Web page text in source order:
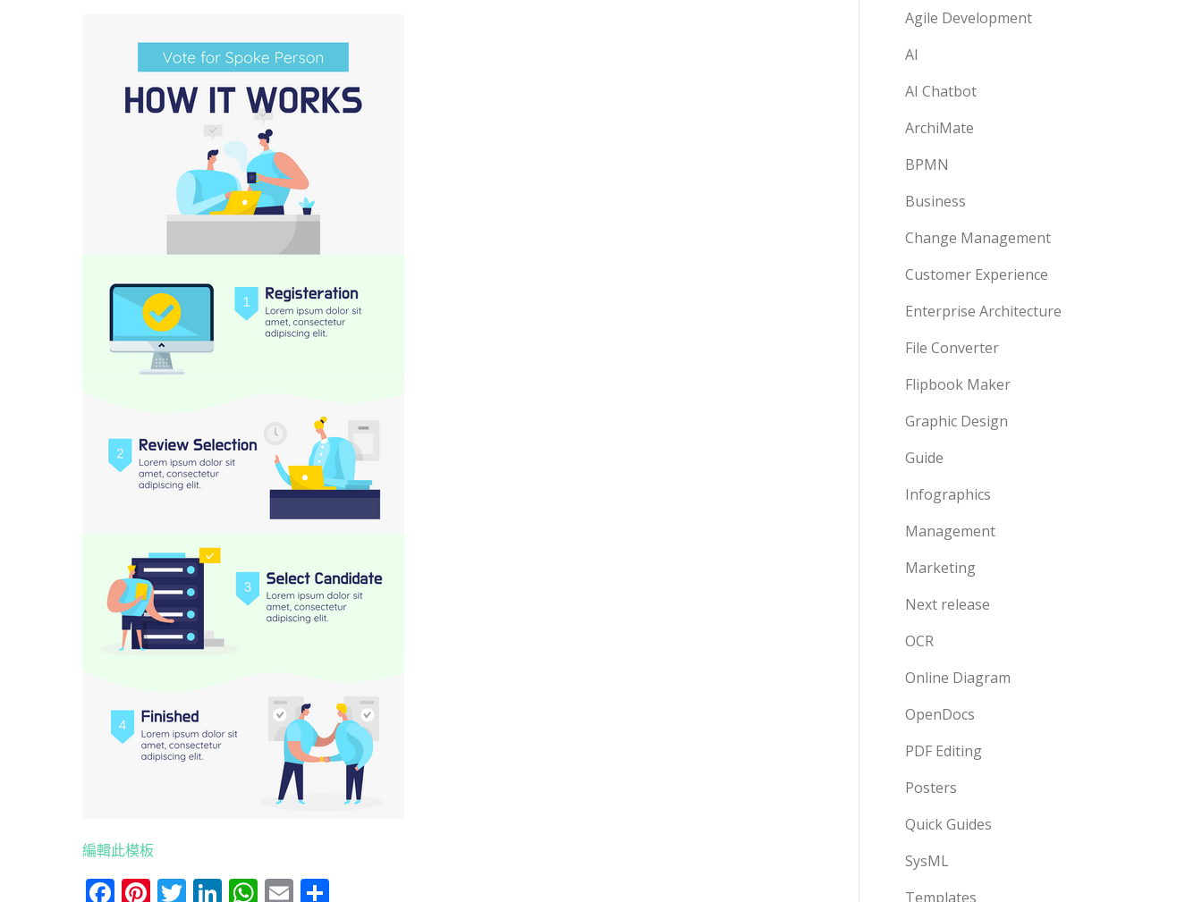
編輯此模板
Facebook
Pinterest
Twitter
LinkedIn
WhatsApp
Email
Agile Development
AI
AI Chatbot
ArchiMate
BPMN
Business
Change Management
Customer Experience
Enterprise Architecture
File Converter
Flipbook Maker
Graphic Design
Guide
Infographics
Management
Marketing
Next release
OCR
Online Diagram
OpenDocs
PDF Editing
Posters
Quick Guides
SysML
Templates